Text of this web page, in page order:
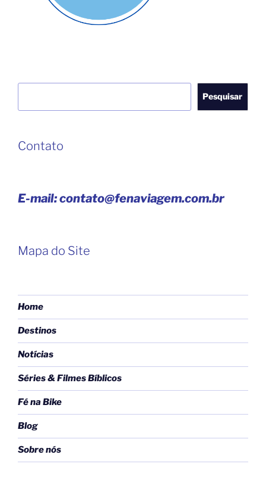
Pesquisar
Contato
E-mail: contato@fenaviagem.com.br
Mapa do Site
Home
Destinos
Notícias
Séries & Filmes Bíblicos
Fé na Bike
Blog
Sobre nós